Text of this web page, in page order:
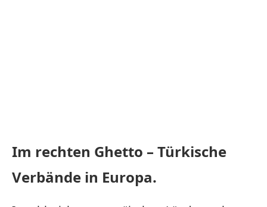
Im rechten Ghetto – Türkische
Verbände in Europa.